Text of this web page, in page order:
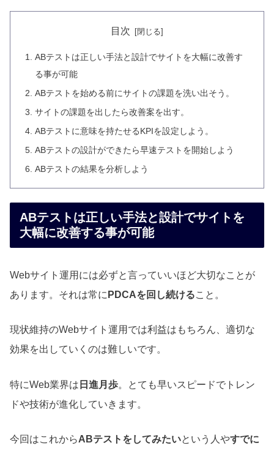
目次
ABテストは正しい手法と設計でサイトを大幅に改善す
る事が可能
ABテストを始める前にサイトの課題を洗い出そう。
サイトの課題を出したら改善案を出す。
ABテストに意味を持たせるKPIを設定しよう。
ABテストの設計ができたら早速テストを開始しよう
ABテストの結果を分析しよう
ABテストは正しい手法と設計でサイトを
大幅に改善する事が可能
Webサイト運用には必ずと言っていいほど大切なことが
あります。それは常に PDCAを回し続けること。
現状維持のWebサイト運用では利益はもちろん、適切な
効果を出していくのは難しいです。
特にWeb業界は 日進月歩。とても早いスピードでトレン
ドや技術が進化していきます。
今回はこれからABテストをしてみたいという人やすでに